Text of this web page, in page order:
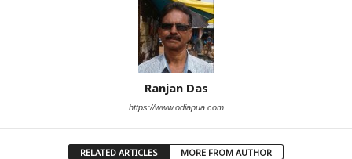
Ranjan Das
https://www.odiapua.com
RELATED ARTICLES MORE FROM AUTHOR